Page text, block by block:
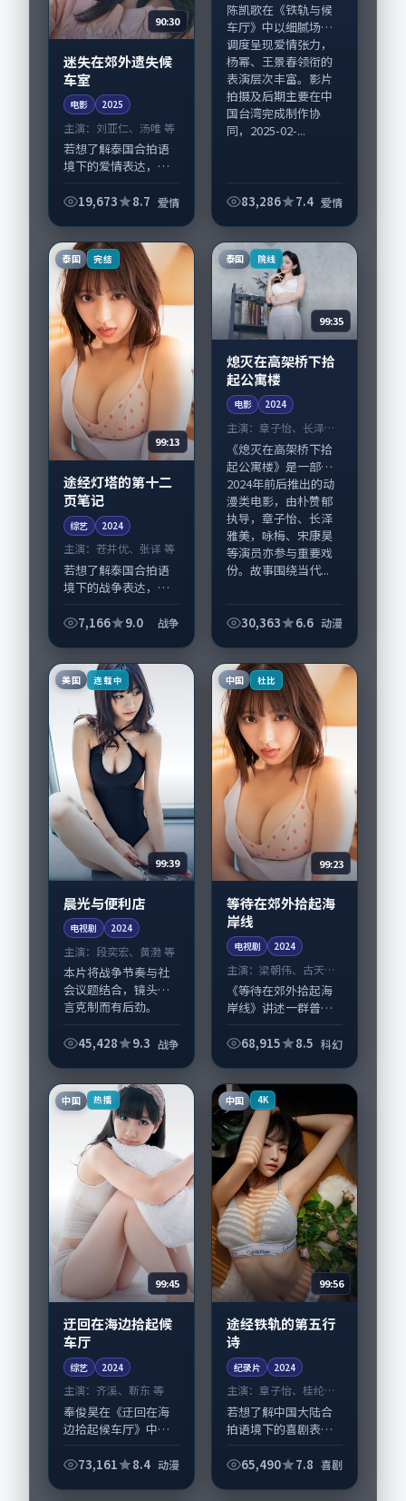
90:30
迷失在郊外遗失候
车室
电影 2025
主演： 刘亚仁、汤唯 等
若想了解泰国合拍语
境下的爱情表达，
车室》值得关注：剧
仁、汤唯与配角群戏
并重。影片2025年...
19,673 8.7 爱情
陈凯歌在《铁轨与候
车厅》中以细腻场面
调度呈现爱情张力，
杨幂、王景春领衔的
表演层次丰富。影片
拍摄及后期主要在中
国台湾完成制作协
同，2025-02-...
83,286 7.4 爱情
泰国 完结
99:13
途经灯塔的第十二
页笔记
综艺 2024
主演： 苍井优、张译 等
若想了解泰国合拍语
境下的战争表达，
页笔记》值得关注：
井优、张译与配角群
戏并重。影片2024...
7,166 9.0 战争
泰国 院线
99:35
熄灭在高架桥下拾
起公寓楼
电影 2024
主演：章子怡、长泽雅
美 等
《熄灭在高架桥下拾
起公寓楼》是一部
2024年前后推出的动
漫类电影，由朴赞郁
执导，章子怡、长泽
雅美，咏梅、宋康昊
等演员亦参与重要戏
份。故事围绕当代...
30,363 6.6 动漫
美国 连载中
99:39
晨光与便利店
电视剧 2024
主演： 段奕宏、黄渤 等
本片将战争节奏与社
会议题结合，镜头语
言克制而有后劲。
滨口龙介掌舵，段奕
美国城市质感，适合
偏...
45,428 9.3 战争
中国 杜比
99:23
等待在郊外拾起海
岸线
电视剧 2024
主演：梁朝伟、古天乐
等
《等待在郊外拾起海
岸线》讲述一群普通
改写人生轨迹的故
头。导演毕赣擅长留
白叙事，梁朝伟、古
天...
68,915 8.5 科幻
中国 热播
99:45
迂回在海边拾起候
车厅
综艺 2024
主演： 齐溪、靳东 等
奉俊昊在《迂回在海
边拾起候车厅》中以
漫张力，齐溪、靳东
73,161 8.4 动漫
中国 4K
99:56
途经铁轨的第五行
诗
纪录片 2024
主演：章子怡、桂纶镁
等
若想了解中国大陆合
拍语境下的喜剧表
五行诗》值得关注：
65,490 7.8 喜剧